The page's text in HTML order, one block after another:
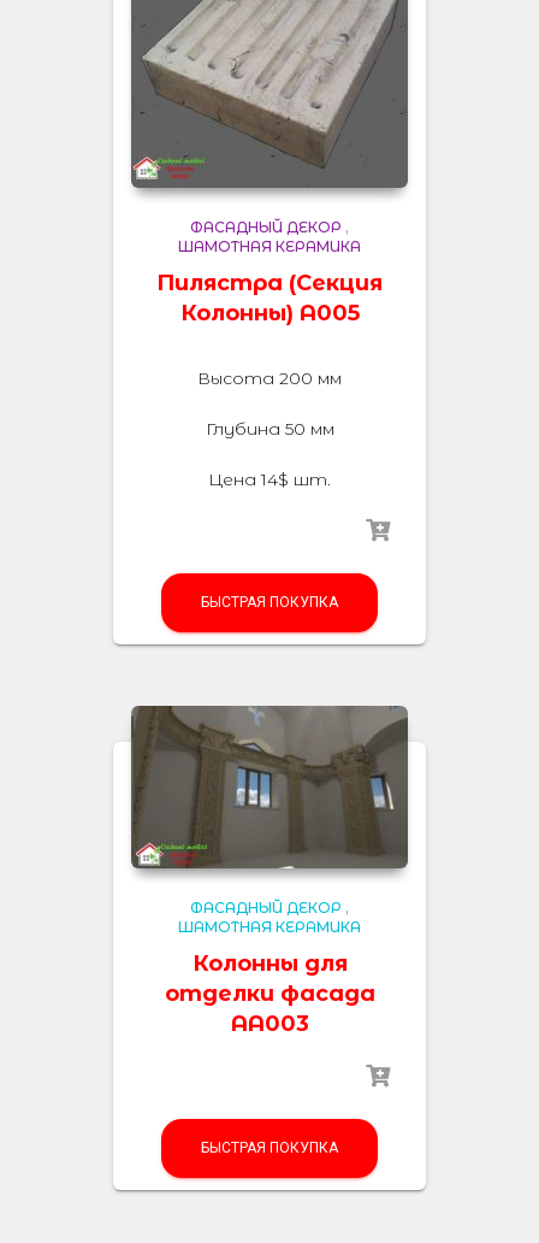
ФАСАДНЫЙ ДЕКОР ,
ШАМОТНАЯ КЕРАМИКА
Пилястра (Секция
Колонны) A005
Высота 200 мм
Глубина 50 мм
Цена 14$ шт.
БЫСТРАЯ ПОКУПКА
ФАСАДНЫЙ ДЕКОР ,
ШАМОТНАЯ КЕРАМИКА
Колонны для
отделки фасада
AA003
БЫСТРАЯ ПОКУПКА